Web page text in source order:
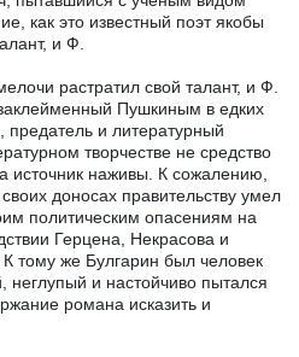
как это известный поэт якобы
и Ф.
растратил свой талант, и Ф.
Пушкиным в едких
и литературный
творчестве не средство
источник наживы. К сожалению,
доносах правительству умел
политическим опасениям на
Герцена, Некрасова и
К тому же Булгарин был человек
неглупый и настойчиво пытался
романа исказить и